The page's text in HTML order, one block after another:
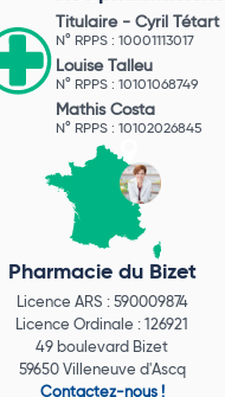
Titulaire - Cyril Tétart
N° RPPS : 10001113017
Louise Talleu
N° RPPS : 10101068749
Mathis Costa
N° RPPS : 10102026845
Pharmacie du Bizet
Licence ARS : 590009874
Licence Ordinale : 126921
49 boulevard Bizet
59650 Villeneuve d'Ascq
Contactez-nous !